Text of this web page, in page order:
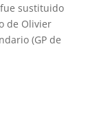
sustituido
de Olivier
(GP de